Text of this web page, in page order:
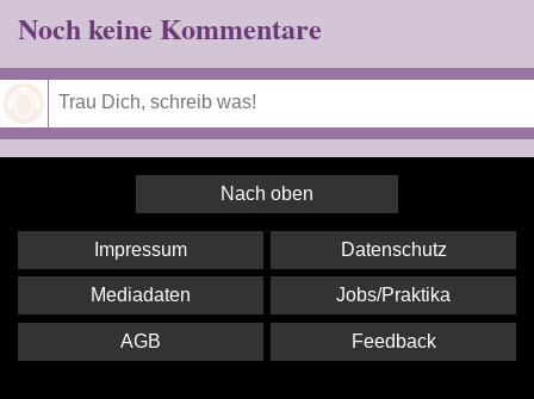
Noch keine Kommentare
Nach oben
Impressum Datenschutz
Mediadaten Jobs/Praktika
AGB Feedback